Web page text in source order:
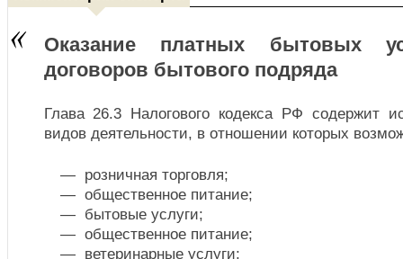
Оказание платных бытовых
договоров бытового подряда
Глава 26.3 Налогового кодекса РФ содержит
видов деятельности, в отношении которых
розничная торговля;
общественное питание;
бытовые услуги;
общественное питание;
ветеринарные услуги;